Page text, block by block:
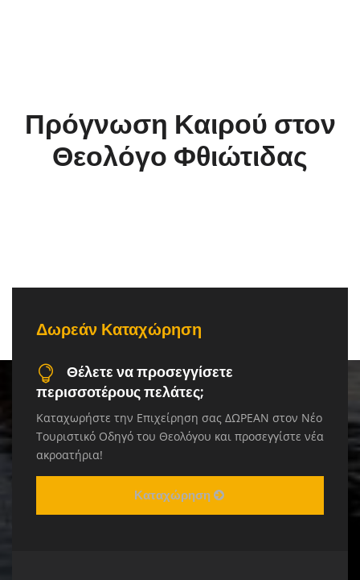
Πρόγνωση Καιρού στον
Θεολόγο Φθιώτιδας
Δωρεάν Καταχώρηση
Θέλετε να προσεγγίσετε
περισσοτέρους πελάτες;
Καταχωρήστε την Επιχείρηση σας ΔΩΡΕΑΝ στον Νέο
Τουριστικό Οδηγό του Θεολόγου και προσεγγίστε νέα
ακροατήρια!
Καταχώρηση